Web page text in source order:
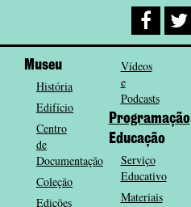
Museu
História
Edifício
Centro
de
Documentação
Coleção
Edições
Vídeos
e
Podcasts
Programação
Educação
Serviço
Educativo
Materiais